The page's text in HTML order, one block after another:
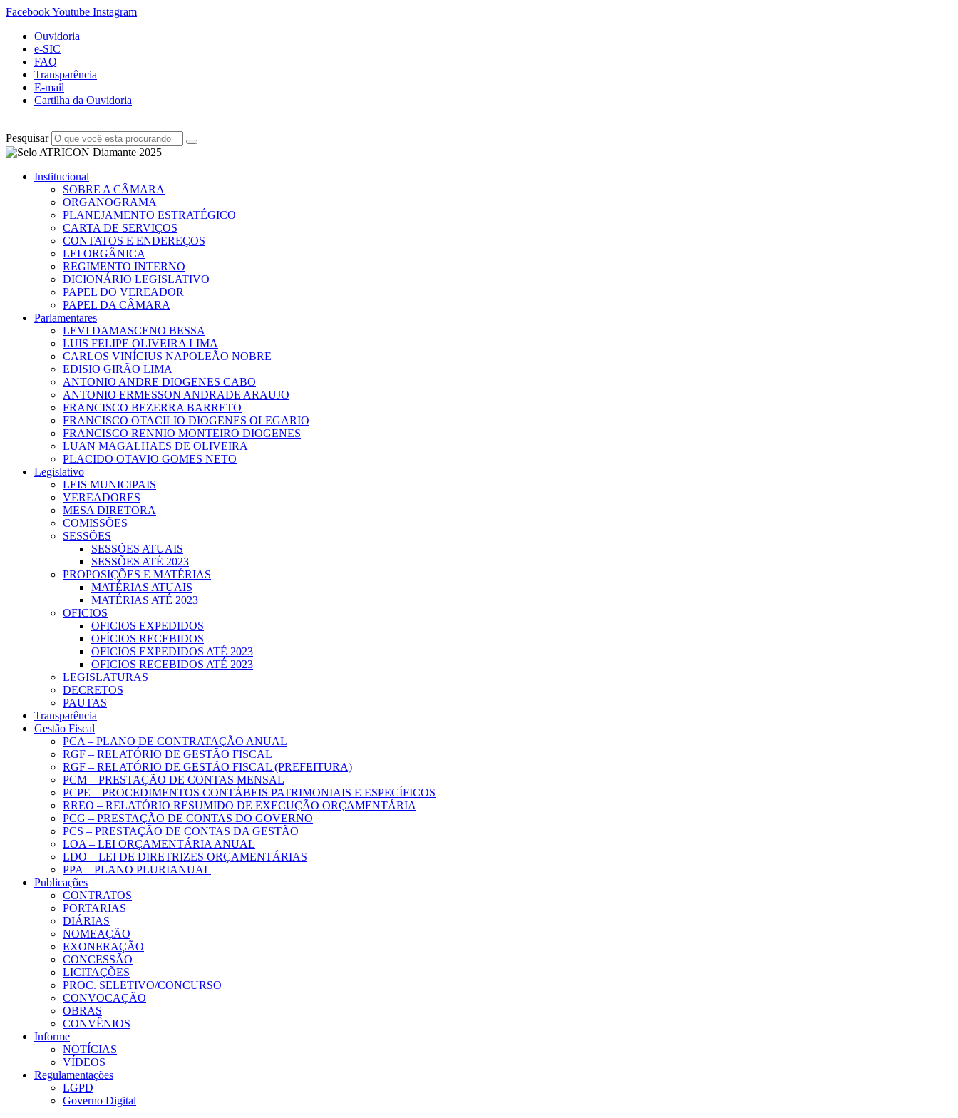
FacebookYoutube Instagram
Ouvidoria
e-SIC
FAQ
Transparência
E-mail
Cartilha da Ouvidoria
Pesquisar
Institucional
SOBRE A CÂMARA
ORGANOGRAMA
PLANEJAMENTO ESTRATÉGICO
CARTA DE SERVIÇOS
CONTATOS E ENDEREÇOS
LEI ORGÂNICA
REGIMENTO INTERNO
DICIONÁRIO LEGISLATIVO
PAPEL DO VEREADOR
PAPEL DA CÂMARA
Parlamentares
LEVI DAMASCENO BESSA
LUIS FELIPE OLIVEIRA LIMA
CARLOS VINÍCIUS NAPOLEÃO NOBRE
EDISIO GIRÃO LIMA
ANTONIO ANDRE DIOGENES CABO
ANTONIO ERMESSON ANDRADE ARAUJO
FRANCISCO BEZERRA BARRETO
FRANCISCO OTACILIO DIOGENES OLEGARIO
FRANCISCO RENNIO MONTEIRO DIOGENES
LUAN MAGALHAES DE OLIVEIRA
PLACIDO OTAVIO GOMES NETO
Legislativo
LEIS MUNICIPAIS
VEREADORES
MESA DIRETORA
COMISSÕES
SESSÕES
SESSÕES ATUAIS
SESSÕES ATÉ 2023
PROPOSIÇÕES E MATÉRIAS
MATÉRIAS ATUAIS
MATÉRIAS ATÉ 2023
OFICIOS
OFICIOS EXPEDIDOS
OFÍCIOS RECEBIDOS
OFICIOS EXPEDIDOS ATÉ 2023
OFICIOS RECEBIDOS ATÉ 2023
LEGISLATURAS
DECRETOS
PAUTAS
Transparência
Gestão Fiscal
PCA – PLANO DE CONTRATAÇÃO ANUAL
RGF – RELATÓRIO DE GESTÃO FISCAL
RGF – RELATÓRIO DE GESTÃO FISCAL (PREFEITURA)
PCM – PRESTAÇÃO DE CONTAS MENSAL
PCPE – PROCEDIMENTOS CONTÁBEIS PATRIMONIAIS E ESPECÍFICOS
RREO – RELATÓRIO RESUMIDO DE EXECUÇÃO ORÇAMENTÁRIA
PCG – PRESTAÇÃO DE CONTAS DO GOVERNO
PCS – PRESTAÇÃO DE CONTAS DA GESTÃO
LOA – LEI ORÇAMENTÁRIA ANUAL
LDO – LEI DE DIRETRIZES ORÇAMENTÁRIAS
PPA – PLANO PLURIANUAL
Publicações
CONTRATOS
PORTARIAS
DIÁRIAS
NOMEAÇÃO
EXONERAÇÃO
CONCESSÃO
LICITAÇÕES
PROC. SELETIVO/CONCURSO
CONVOCAÇÃO
OBRAS
CONVÊNIOS
Informe
NOTÍCIAS
VÍDEOS
Regulamentações
LGPD
Governo Digital